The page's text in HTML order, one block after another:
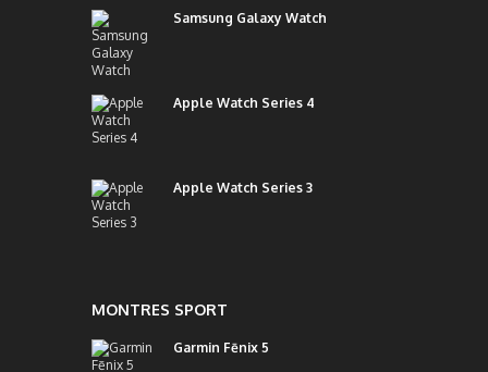
Samsung Galaxy Watch
Apple Watch Series 4
Apple Watch Series 3
MONTRES SPORT
Garmin Fēnix 5